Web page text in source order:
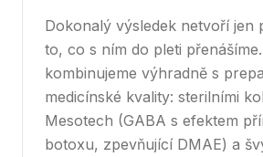
Dokonalý výsledek netvoří jen
to, co s ním do pleti
kombinujeme výhradně s
medicínské kvality: sterilními
Mesotech (GABA s efektem
botoxu, zpevňující DMAE) a